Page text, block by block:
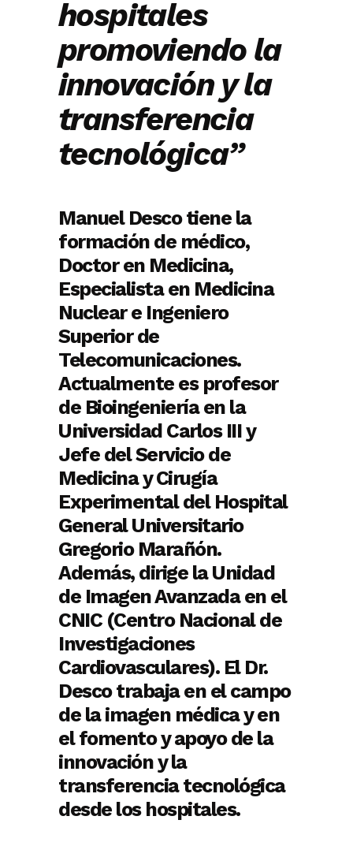
hospitales
promoviendo la
innovación y la
transferencia
tecnológica”
Manuel Desco tiene la
formación de médico,
Doctor en Medicina,
Especialista en Medicina
Nuclear e Ingeniero
Superior de
Telecomunicaciones.
Actualmente es profesor
de Bioingeniería en la
Universidad Carlos III y
Jefe del Servicio de
Medicina y Cirugía
Experimental del Hospital
General Universitario
Gregorio Marañón.
Además, dirige la Unidad
de Imagen Avanzada en el
CNIC (Centro Nacional de
Investigaciones
Cardiovasculares). El Dr.
Desco trabaja en el campo
de la imagen médica y en
el fomento y apoyo de la
innovación y la
transferencia tecnológica
desde los hospitales.